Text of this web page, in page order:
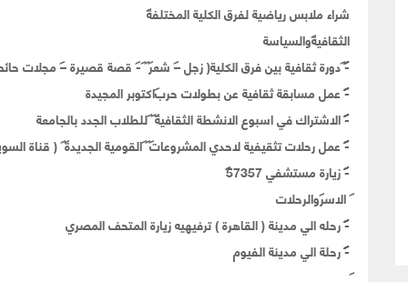
شراء ملابس رياضية لفرق الكلية المختلفة
الثقافيةوالسياسة
-دورة ثقافية بين فرق الكلية( زجل – شعر- قصة قصيرة – مجلات
-عمل مسابقة ثقافية عن بطولات حرباكتوبر المجيدة
-الاشتراك في اسبوع الانشطة الثقافيةللطلاب الجدد بالجامعة
-عمل رحلات تثقيفيةلاحدي المشروعاتالقومية الجديدة( قناة
- زيارة مستشفي 57357
الاسروالرحلات
-رحله الي مدينة ( القاهرة ) ترفيهيه زيارة المتحف المصري
-رحلة الي مدينة الفيوم